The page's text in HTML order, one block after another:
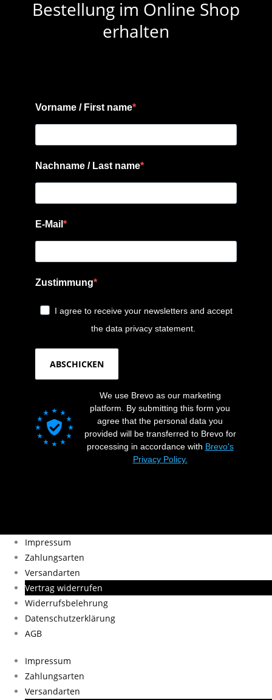
Bestellung im Online Shop
erhalten
Vorname / First name
Nachname / Last name
E-Mail
Zustimmung
I agree to receive your newsletters and accept
the data privacy statement.
ABSCHICKEN
We use Brevo as our marketing
platform. By submitting this form you
agree that the personal data you
provided will be transferred to Brevo for
processing in accordance with Brevo's
Privacy Policy.
Impressum
Zahlungsarten
Versandarten
Vertrag widerrufen
Widerrufsbelehrung
Datenschutzerklärung
AGB
Impressum
Zahlungsarten
Versandarten